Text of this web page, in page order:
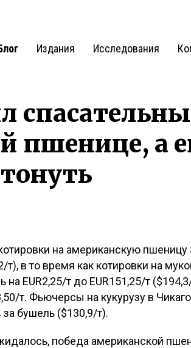
Издания Исследования
пшенице, а
на американскую пшеницу
т), в то время как котировки на
EUR2,25/т до EUR151,25/т
т. Фьючерсы на кукурузу в
бушель ($130,9/т).
победа американской